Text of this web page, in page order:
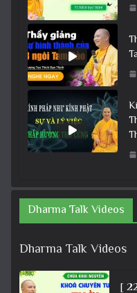
Dharma Talk Videos
Dharma Talk Videos
[